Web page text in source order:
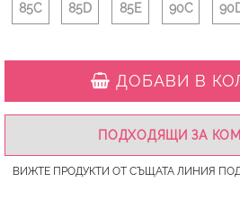
85C 85D 85E 90C
ДОБАВИ В
ПОДХОДЯЩИ ЗА
ВИЖТЕ ПРОДУКТИ ОТ СЪЩАТА ЛИНИЯ